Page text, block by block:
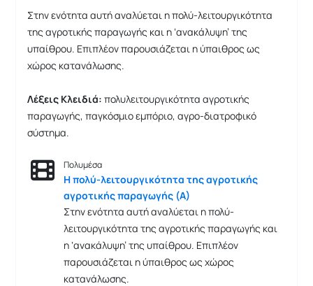
Στην ενότητα αυτή αναλύεται η πολύ-λειτουργικότητα
της αγροτικής παραγωγής και η ‘ανακάλυψη’ της
υπαίθρου. Επιπλέον παρουσιάζεται η ύπαιθρος ως
χώρος κατανάλωσης.
Λέξεις Κλειδιά: πολυλειτουργικότητα αγροτικής
παραγωγής, παγκόσμιο εμπόριο, αγρο-διατροφικό
σύστημα.
Πολυμέσα
Η πολύ-λειτουργικότητα της αγροτικής
αγροτικής παραγωγής (Α)
Στην ενότητα αυτή αναλύεται η πολύ-
λειτουργικότητα της αγροτικής παραγωγής και
η ‘ανακάλυψη’ της υπαίθρου. Επιπλέον
παρουσιάζεται η ύπαιθρος ως χώρος
κατανάλωσης.